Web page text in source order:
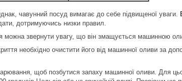
чавунний посуд вимагає до себе підвищеної уваги.
дотримуючись низки правил.
можна звернути увагу, що він змащується машинною
необхідно очистити його від машинної оливи за
щоб позбутися запаху машинної оливи. Для